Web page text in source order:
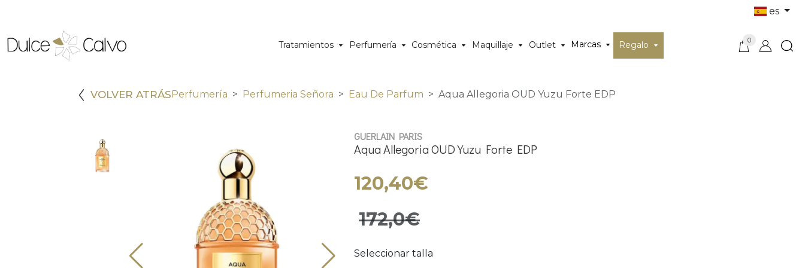
es
Tratamientos Perfumería Cosmética Maquillaje Outlet Marcas Regalo 0
VOLVER ATRÁSPerfumería Perfumeria Señora Eau De Parfum Aqua Allegoria OUD Yuzu Forte EDP
GUERLAIN PARIS
Aqua Allegoria OUD Yuzu Forte EDP
120,40€
172,0€
Seleccionar talla